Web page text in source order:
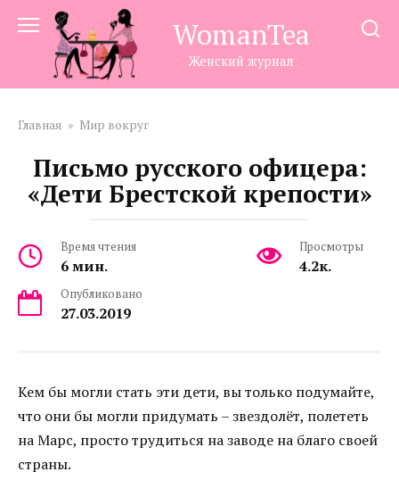
Перейти
контенту
WomanTea
Женский журнал
Главная » Мир вокруг
Письмо русского офицера:
«Дети Брестской крепости»
Время чтения
6 мин.
Просмотры
4.2к.
Опубликовано
27.03.2019
Кем бы могли стать эти дети, вы только подумайте,
что они бы могли придумать – звездолёт, полететь
на Марс, просто трудиться на заводе на благо своей
страны.